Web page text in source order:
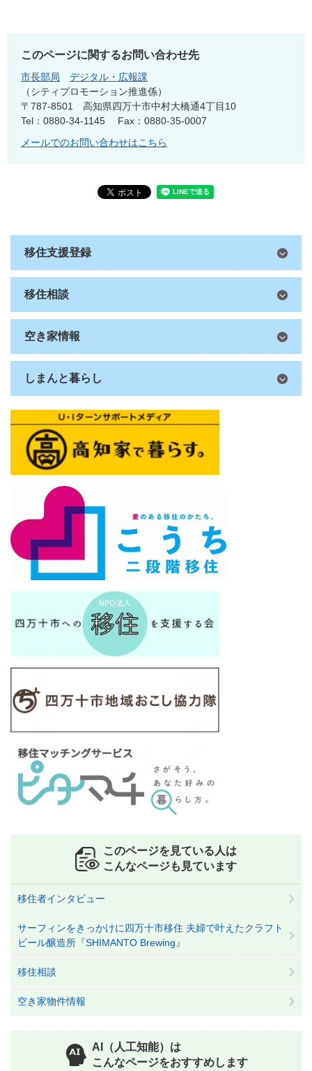
このページに関するお問い合わせ先
市長部局
デジタル・広報課
シティプロモーション推進係
〒787-8501
高知県四万十市中村大橋通4丁目10
Tel：0880-34-1145
Fax：0880-35-0007
メールでのお問い合わせはこちら
移住支援登録
移住相談
空き家情報
しまんと暮らし
このページを見ている人は
こんなページも見ています
移住者インタビュー
サーフィンをきっかけに四万十市移住 夫婦で叶えたクラフト
ビール醸造所『SHIMANTO Brewing』
移住相談
空き家物件情報
AI（人工知能）は
こんなページをおすすめします